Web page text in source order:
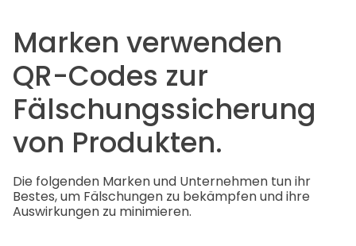
Marken verwenden
QR-Codes zur
Fälschungssicherung
von Produkten.
Die folgenden Marken und Unternehmen tun ihr
Bestes, um Fälschungen zu bekämpfen und ihre
Auswirkungen zu minimieren.